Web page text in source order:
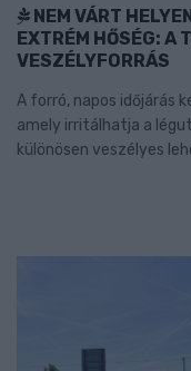
NEM VÁRT
EXTRÉM HŐSÉG: A
VESZÉLYFORRÁS
A forró, napos időjárás
amely irritálhatja a
különösen veszélyes